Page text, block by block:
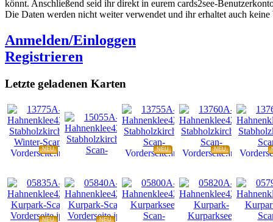
könnt. Anschließend seid ihr direkt in eurem cards2see-
Die Daten werden nicht weiter verwendet und ihr erhaltet auch
Anmelden/Einloggen
Registrieren
Letzte geladenen Karten
NEU NEU NEU
NEU NEU